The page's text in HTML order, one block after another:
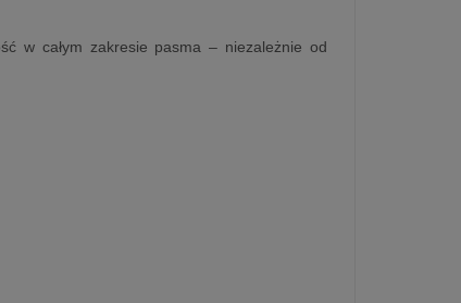
w całym zakresie pasma – niezależnie od